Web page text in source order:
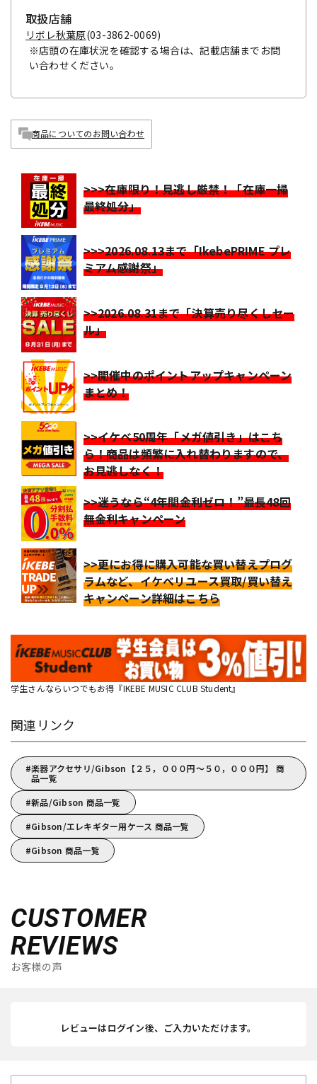
取扱店舗
リボレ秋葉原(03-3862-0069)
※店頭の在庫状況を確認する場合は、記載店舗までお問
い合わせください。
商品についてのお問い合わせ
>>>在庫限り！見逃し厳禁！「在庫一掃
最終処分」
>>>2026.08.13まで「IkebePRIME プレ
ミアム感謝祭」
>>2026.08.31まで「決算売り尽くしセー
ル」
>>開催中のポイントアップキャンペーン
まとめ！
>>イケベ50周年「メガ値引き」はこち
ら！商品は頻繁に入れ替わりますので、
お見逃しなく！
>>迷うなら“4年間金利ゼロ！”最長48回
無金利キャンペーン
>>更にお得に購入可能な買い替えプログ
ラムなど、イケベリユース買取/買い替え
キャンペーン詳細はこちら
学生さんならいつでもお得『IKEBE MUSIC CLUB Student』
関連リンク
楽器アクセサリ/Gibson【２５，０００円～５０，０００円】 商
品一覧
新品/Gibson 商品一覧
Gibson/エレキギター用ケース 商品一覧
Gibson 商品一覧
CUSTOMER
REVIEWS
お客様の声
レビューはログイン後、ご入力いただけます。